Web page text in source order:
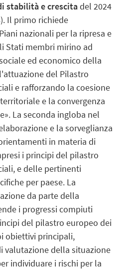
stabilità e crescitadel 2024
Il primo richiede
nazionali per la ripresa e
Stati membri mirino ad
ed economico della
del Pilastro
e rafforzando la coesione
e la convergenza
La seconda ingloba nel
e la sorveglianza
in materia di
i principi del pilastro
e delle pertinenti
per paese. La
da parte della
i progressi compiuti
del pilastro europeo dei
obiettivi principali,
valutazione della situazione
individuare i rischi per la